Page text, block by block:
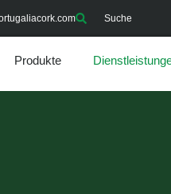
Suche
Produkte